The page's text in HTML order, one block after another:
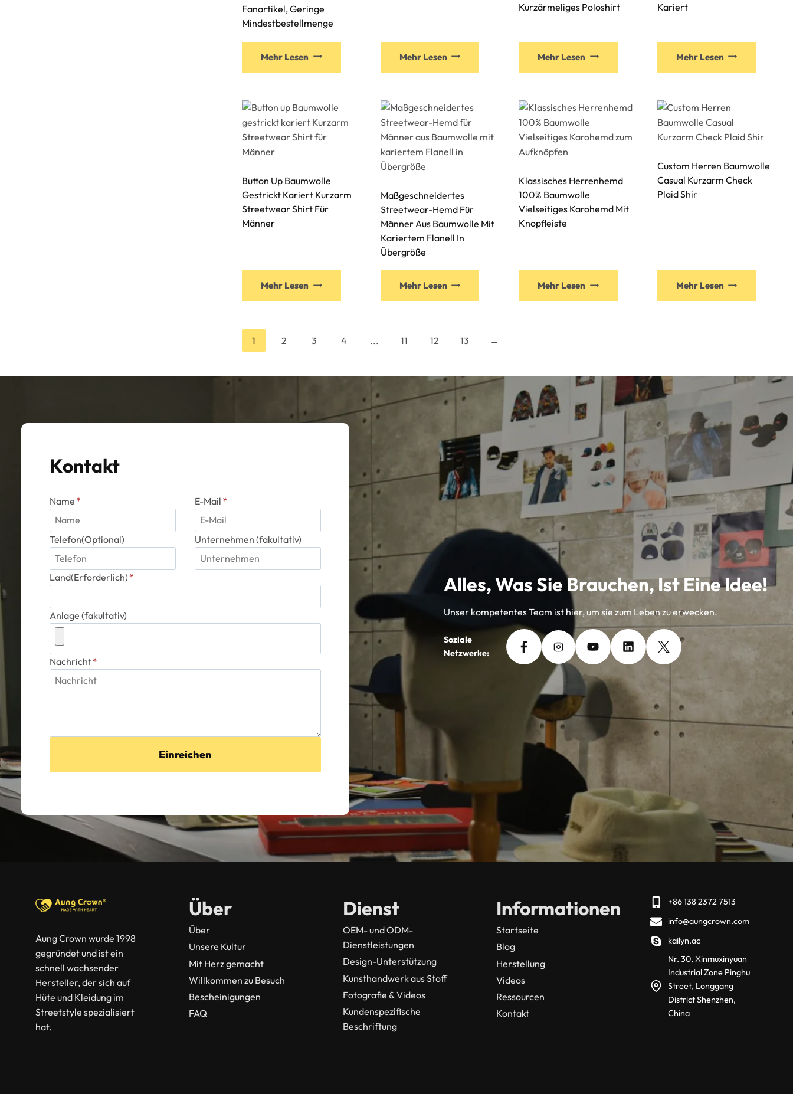
Fanartikel, Geringe
Mindestbestellmenge
Mehr Lesen Mehr Lesen
Kurzärmeliges Poloshirt
Mehr Lesen
Kariert
Mehr Lesen
Button Up Baumwolle
Gestrickt Kariert Kurzarm
Streetwear Shirt Für
Männer
Mehr Lesen
Maßgeschneidertes
Streetwear-Hemd Für
Männer Aus Baumwolle Mit
Kariertem Flanell In
Übergröße
Mehr Lesen
Klassisches Herrenhemd
100% Baumwolle
Vielseitiges Karohemd Mit
Knopfleiste
Mehr Lesen
Custom Herren Baumwolle
Casual Kurzarm Check
Plaid Shir
Mehr Lesen
1 2 3 4 ... 11 12 13 →
Kontakt
Name * E-Mail *
Telefon(Optional) Unternehmen (fakultativ)
Land(Erforderlich) *
Anlage (fakultativ)
Nachricht*
Einreichen
Alles, Was Sie Brauchen, Ist Eine Idee!
Unser kompetentes Team ist hier, um sie zum Leben zu erwecken.
Soziale
Netzwerke:
Aung Crown wurde 1998
gegründet und ist ein
schnell wachsender
Hersteller, der sich auf
Hüte und Kleidung im
Streetstyle spezialisiert
hat.
Über
Über
Unsere Kultur
Mit Herz gemacht
Willkommen zu Besuch
Bescheinigungen
FAQ
Dienst
OEM- und ODM-
Dienstleistungen
Design-Unterstützung
Kunsthandwerk aus Stoff
Fotografie & Videos
Kundenspezifische
Beschriftung
Informationen
Startseite
Blog
Herstellung
Videos
Ressourcen
Kontakt
+86 138 2372 7513
info@aungcrown.com
kailyn.ac
Nr. 30, Xinmuxinyuan
Industrial Zone Pinghu
Street, Longgang
District Shenzhen,
China